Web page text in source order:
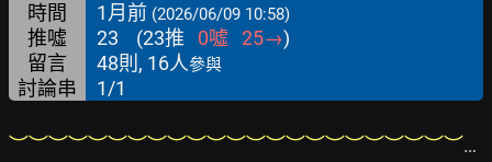
時間 1月前 (2026/06/09 10:58)
推噓 23 (23推 0噓 25→)
留言
48則, 16人參與
討論串 1/1
︶︶︶︶︶︶︶︶︶︶︶︶︶︶︶︶︶︶︶︶︶︶︶︶︶︶︶︶︶︶︶︶︶︶︶︶︶︶︶